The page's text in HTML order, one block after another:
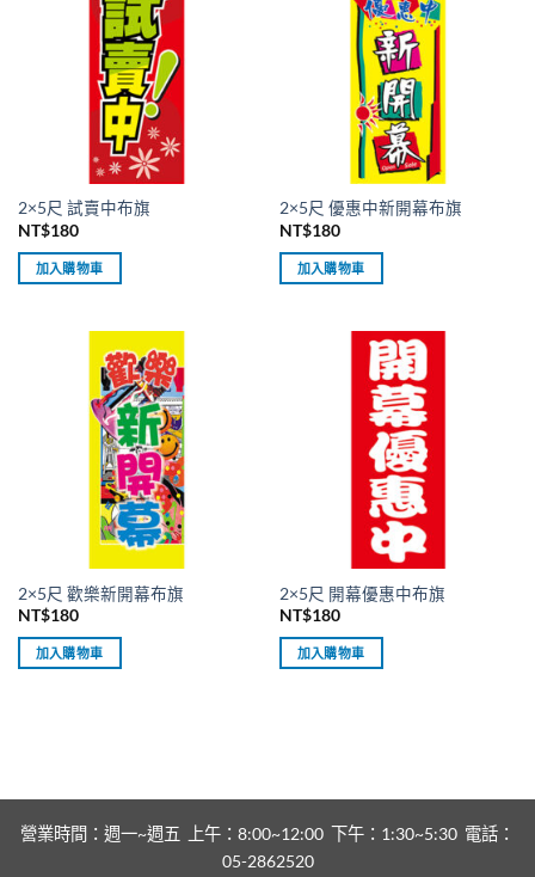
2×5尺 試賣中布旗
NT$180
加入購物車
2×5尺 優惠中新開幕布旗
NT$180
加入購物車
2×5尺 歡樂新開幕布旗
NT$180
加入購物車
2×5尺 開幕優惠中布旗
NT$180
加入購物車
營業時間：週一~週五 上午：8:00~12:00 下午：1:30~5:30 電話：
05-2862520